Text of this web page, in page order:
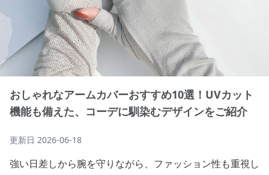
おしゃれなアームカバーおすすめ10選！UVカット
機能も備えた、コーデに馴染むデザインをご紹介
更新日 2026-06-18
強い日差しから腕を守りながら、ファッション性も重視し